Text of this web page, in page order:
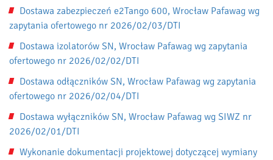
Dostawa zabezpieczeń e2Tango 600, Wrocław Pafawag wg
zapytania ofertowego nr 2026/02/03/DTI
Dostawa izolatorów SN, Wrocław Pafawag wg zapytania
ofertowego nr 2026/02/02/DTI
Dostawa odłączników SN, Wrocław Pafawag wg zapytania
ofertowego nr 2026/02/04/DTI
Dostawa wyłączników SN, Wrocław Pafawag wg SIWZ nr
2026/02/01/DTI
Wykonanie dokumentacji projektowej dotyczącej wymiany